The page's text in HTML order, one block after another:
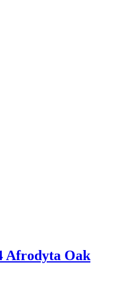
Afrodyta Oak